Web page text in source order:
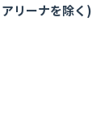
リーナを除く)